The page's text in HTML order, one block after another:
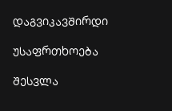
დაგვიკავშირდი
უსაფრთხოება
შესვლა